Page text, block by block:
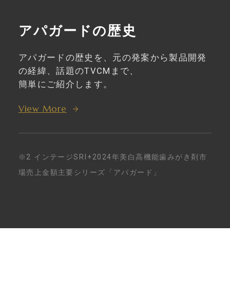
アパガードの歴史
アパガードの歴史を、元の発案から製品開発
の経緯、話題のTVCMまで、
簡単にご紹介します。
View More
※2 インテージSRI+2024年美白高機能歯みがき剤市
場売上金額主要シリーズ「アパガード」